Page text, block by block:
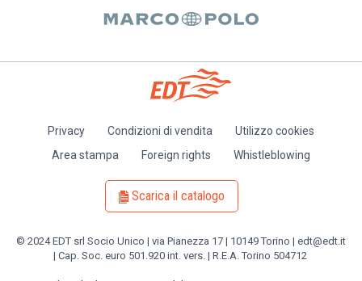
Privacy Condizioni di vendita
Utilizzo cookies
Area stampa
Foreign rights Whistleblowing
Scarica il catalogo
© 2024 EDT srl Socio Unico | via Pianezza 17 | 10149 Torino | edt@edt.it
| Cap. Soc. euro 501.920 int. vers. | R.E.A. Torino 504712